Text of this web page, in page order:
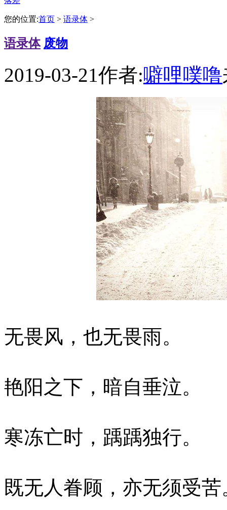
您的位置:首页 > 语录体 >
语录体 废物
2019-03-21作者:噼哩噗噜
无畏风，也无畏雨。
艳阳之下，暗自垂泣。
寒冻亡时，踽踽独行。
既无人眷顾，亦无须受苦